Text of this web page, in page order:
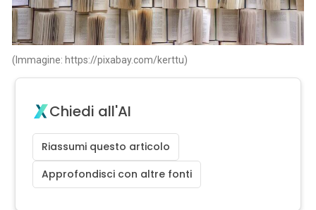
(Immagine: https://pixabay.com/kerttu)
Chiedi all'AI
Riassumi questo articolo
Approfondisci con altre fonti